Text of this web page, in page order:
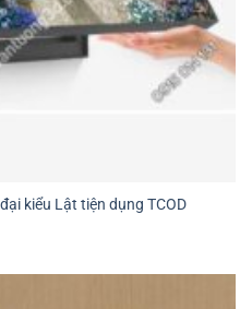
kiểu Lật tiện dụng TCOD